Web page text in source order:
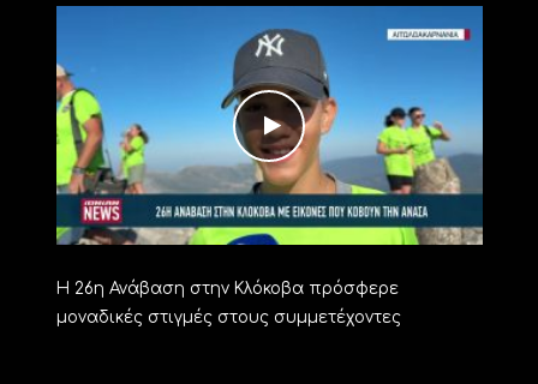
Η 26η Ανάβαση στην Κλόκοβα πρόσφερε
μοναδικές στιγμές στους συμμετέχοντες